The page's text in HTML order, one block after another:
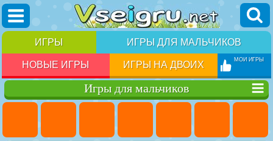
ИГРЫ ИГРЫ ДЛЯ МАЛЬЧИКОВ
НОВЫЕ ИГРЫ ИГРЫ НА ДВОИХ МОИ ИГРЫ
Игры для мальчиков